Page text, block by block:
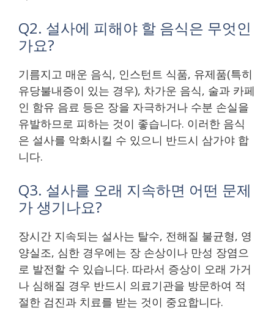
Q2. 설사에 피해야 할 음식은 무엇인
가요?
기름지고 매운 음식, 인스턴트 식품, 유제품(특히
유당불내증이 있는 경우), 차가운 음식, 술과 카페
인 함유 음료 등은 장을 자극하거나 수분 손실을
유발하므로 피하는 것이 좋습니다. 이러한 음식
은 설사를 악화시킬 수 있으니 반드시 삼가야 합
니다.
Q3. 설사를 오래 지속하면 어떤 문제
가 생기나요?
장시간 지속되는 설사는 탈수, 전해질 불균형, 영
양실조, 심한 경우에는 장 손상이나 만성 장염으
로 발전할 수 있습니다. 따라서 증상이 오래 가거
나 심해질 경우 반드시 의료기관을 방문하여 적
절한 검진과 치료를 받는 것이 중요합니다.